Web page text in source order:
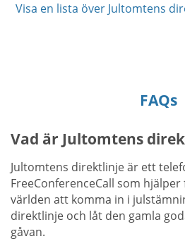
Visa en lista över Jultomtens
FAQs
Vad är Jultomtens
Jultomtens direktlinje är ett
FreeConferenceCall som
världen att komma in i
direktlinje och låt den gamla
gåvan.